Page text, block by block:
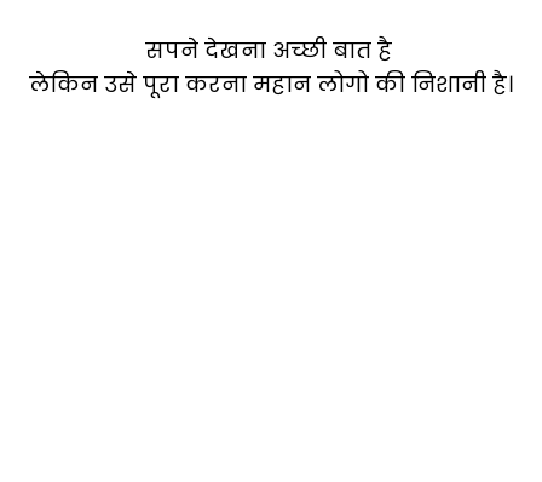
सपने देखना अच्छी बात है
लेकिन उसे पूरा करना महान लोगो की निशानी है।